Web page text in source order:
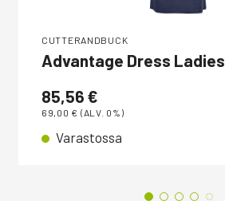
CUTTERANDBUCK
Advantage Dress Ladies
85,56 €
69,00 € (ALV. 0%)
Varastossa